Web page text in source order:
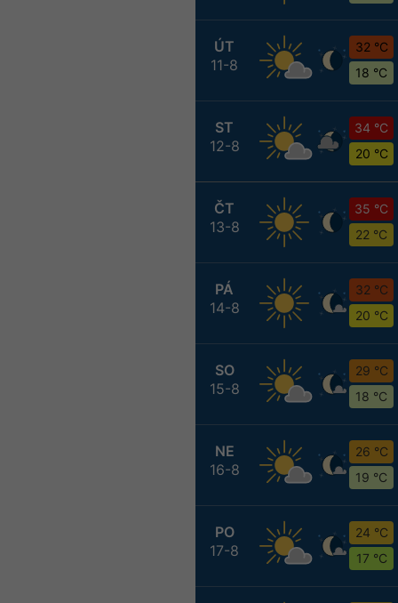
ÚT
11-8
32 °C
18 °C
ST
12-8
34 °C
20 °C
ČT
13-8
35 °C
22 °C
PÁ
14-8
32 °C
20 °C
SO
15-8
29 °C
18 °C
NE
16-8
26 °C
19 °C
PO
17-8
24 °C
17 °C